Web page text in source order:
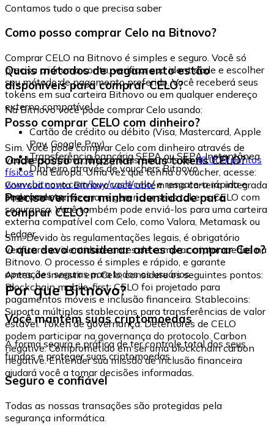
Contamos tudo o que precisa saber
Como posso comprar Celo na Bitnovo?
Comprar CELO na Bitnovo é simples e seguro. Você só
precisa criar uma conta, verificar sua identidade e escolher
seu método de pagamento preferido. Você receberá seus
tokens em sua carteira Bitnovo ou em qualquer endereço
externo compatível.
Quais métodos de pagamento estão
disponíveis para comprar CELO?
Na Bitnovo você pode comprar Celo usando:
Cartão de crédito ou débito (Visa, Mastercard, Apple
Pay, Google Pay)
Transferência bancária SEPA ou SEPA Instantânea
Dinheiro através de vouchers Bitnovo
Posso comprar CELO com dinheiro?
Sim. Você pode comprar Celo com dinheiro através de
vouchers Bitnovo, disponíveis em mais de40.000 pontos
físicosna Europa. Uma vez que tenha o voucher, acesse:
www.bitnovo.com/buy/cash/celo/e resgate-o rápida e
seguramente.
Onde posso armazenar meus tokens CELO?
Com sua conta Bitnovo você obtém uma carteira integrada
onde pode armazenar e gerenciar seus tokens CELO com
segurança. Você também pode enviá-los para uma carteira
externa compatível com Celo, como Valora, Metamask ou
Ledger.
Preciso verificar minha identidade para
comprar CELO?
Sim. Devido às regulamentações legais, é obrigatório
verificar sua identidade antes de comprar criptomoedas na
Bitnovo. O processo é simples e rápido, e garante
operações seguras para todos os usuários.
O que devo considerar antes de comprar Celo?
Antes de investir em Celo, considere os seguintes pontos:
Blockchain mobile-first: CELO foi projetado para
pagamentos móveis e inclusão financeira. Stablecoins:
Suporta múltiplas stablecoins para transferências de valor
estável. Token de governança: Detentores de CELO
podem participar na governança do protocolo. Carbon
negative: Comprometido em ser uma blockchain carbon
negative. Entender sua missão de inclusão financeira
ajudará você a tomar decisões informadas.
Por que Bitnovo?
Você mantém suas criptomoedas
A forma segura e prática de ter controle total dos seus
fundos e proteger suas criptomoedas.
Seguro e confiável
Todas as nossas transações são protegidas pela
segurança informática.